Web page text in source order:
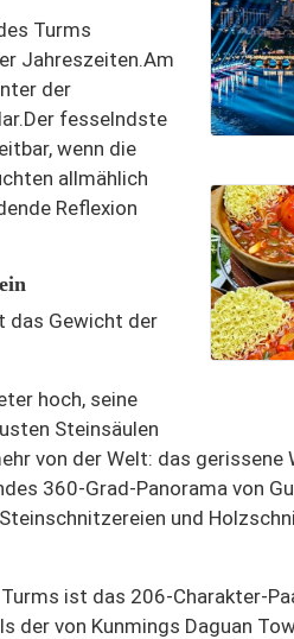
Turms
Jahreszeiten.Am
der
Der fesselndste
, wenn die
allmählich
Reflexion
das Gewicht der
hoch, seine
Steinsäulen
von der Welt: das gerissene
360-Grad-Panorama von
und
ist das 206-Charakter-
der von Kunmings Daguan